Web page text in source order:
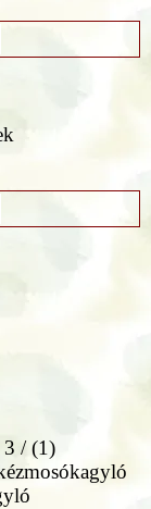
3 / (1)